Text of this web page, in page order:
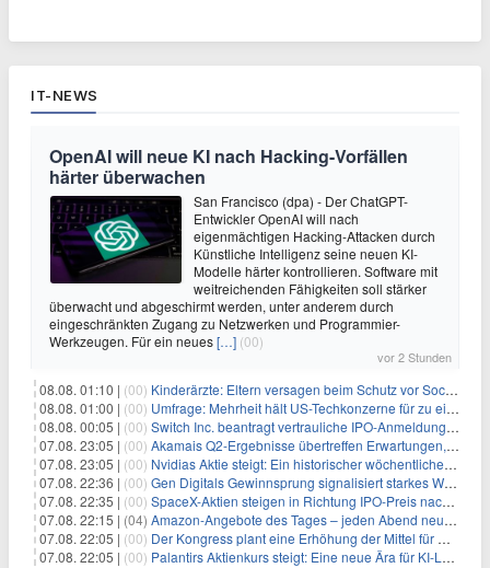
IT-NEWS
OpenAI will neue KI nach Hacking-Vorfällen
härter überwachen
San Francisco (dpa) - Der ChatGPT-
Entwickler OpenAI will nach
eigenmächtigen Hacking-Attacken durch
Künstliche Intelligenz seine neuen KI-
Modelle härter kontrollieren. Software mit
weitreichenden Fähigkeiten soll stärker
überwacht und abgeschirmt werden, unter anderem durch
eingeschränkten Zugang zu Netzwerken und Programmier-
Werkzeugen. Für ein neues[…] (00)
vor 2 Stunden
08.08. 01:10 | (00) Kinderärzte: Eltern versagen beim Schutz vor Social Media
08.08. 01:00 | (00) Umfrage: Mehrheit hält US-Techkonzerne für zu einflussreich
08.08. 00:05 | (00) Switch Inc. beantragt vertrauliche IPO-Anmeldung im Zuge des AI-Booms
07.08. 23:05 | (00) Akamais Q2-Ergebnisse übertreffen Erwartungen, doch Aktien fallen: Ein tieferer Blick
07.08. 23:05 | (00) Nvidias Aktie steigt: Ein historischer wöchentlicher Anstieg, getrieben von Innovation und Marktnachfrage
07.08. 22:36 | (00) Gen Digitals Gewinnsprung signalisiert starkes Wachstum im Cybersecurity-Sektor
07.08. 22:35 | (00) SpaceX-Aktien steigen in Richtung IPO-Preis nach Rallye von 327 Milliarden Dollar
07.08. 22:15 | (04) Amazon-Angebote des Tages – jeden Abend neue Deals zum Stöbern
07.08. 22:05 | (00) Der Kongress plant eine Erhöhung der Mittel für Quantencomputing, während der globale Wettlauf an Intensität gewinnt
07.08. 22:05 | (00) Palantirs Aktienkurs steigt: Eine neue Ära für KI-Lösungen